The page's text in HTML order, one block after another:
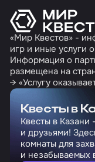
«Мир Квестов» -
игр и иные услуги
Информация о
размещена на
→ «Услугу
Квесты в
Квесты в Казани
и друзьями!
комнаты для
и незабываемых